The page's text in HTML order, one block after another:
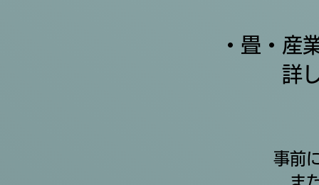
・畳・産
詳
事前